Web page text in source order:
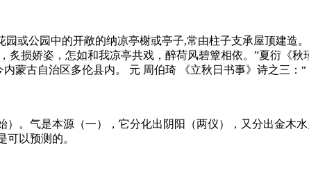
花园或公园中的开敞的纳凉亭榭或亭子,常由柱子支承屋顶建
炙损娇姿，怎如和我凉亭共戏，醉荷风碧簟相依。”夏衍《
蒙古自治区多伦县内。 元 周伯琦 《立秋日书事》诗之三：
。气是本源（一），它分化出阴阳（两仪），又分出金木
以预测的。